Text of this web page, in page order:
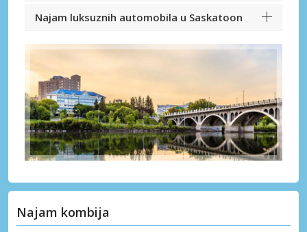
Najam luksuznih automobila u Saskatoon
Najam kombija